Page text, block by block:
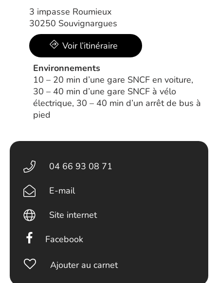
3 impasse Roumieux
30250 Souvignargues
Voir l’itinéraire
Environnements
10 – 20 min d’une gare SNCF en voiture,
30 – 40 min d’une gare SNCF à vélo
électrique, 30 – 40 min d’un arrêt de bus à
pied
04 66 93 08 71
E-mail
Site internet
Facebook
Ajouter au carnet